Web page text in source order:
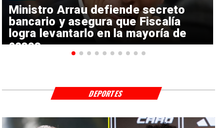
Ministro Arrau defiende secreto
bancario y asegura que Fiscalía
logra levantarlo en la mayoría de
casos
DEPORTES